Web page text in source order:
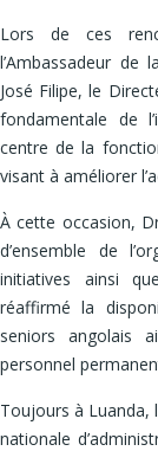
Lors de ces
l’Ambassadeur de
José Filipe, le
fondamentale de
centre de la
visant à améliorer
À cette occasion,
d’ensemble de
initiatives ainsi
réaffirmé la
seniors angolais
personnel
Toujours à Luanda,
nationale